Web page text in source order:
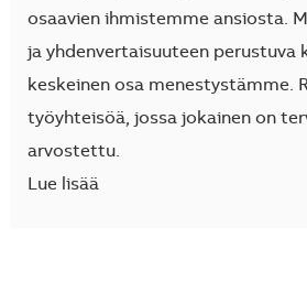
osaavien ihmistemme ansiosta.
ja yhdenvertaisuuteen perustuva
keskeinen osa menestystämme.
työyhteisöä, jossa jokainen on
arvostettu.
Lue lisää